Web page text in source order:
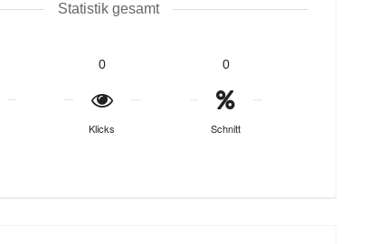
Statistik gesamt
0
Klicks
0
Schnitt